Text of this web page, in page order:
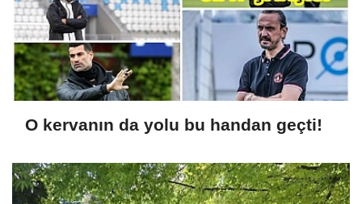
O kervanın da yolu bu handan geçti!